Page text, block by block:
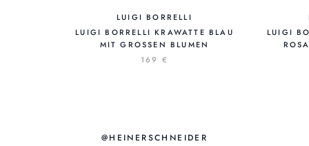
LUIGI BORRELLI
LUIGI BORRELLI KRAWATTE BLAU
MIT GROSSEN BLUMEN
169 €
LUIGI
@HEINERSCHNEIDER